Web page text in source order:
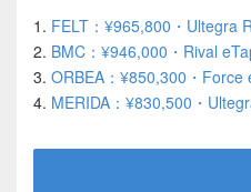
1. FELT：¥965,800・Ultegra
2. BMC：¥946,000・Rival
3. ORBEA：¥850,300・Force
4. MERIDA：¥830,500・